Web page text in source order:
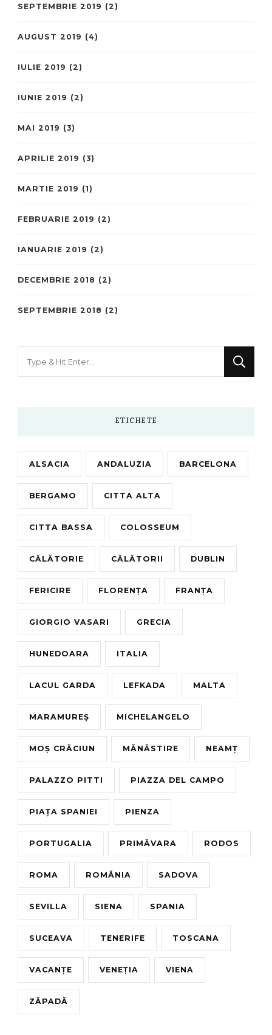
SEPTEMBRIE 2019 (2)
AUGUST 2019 (4)
IULIE 2019 (2)
IUNIE 2019 (2)
MAI 2019 (3)
APRILIE 2019 (3)
MARTIE 2019 (1)
FEBRUARIE 2019 (2)
IANUARIE 2019 (2)
DECEMBRIE 2018 (2)
SEPTEMBRIE 2018 (2)
ETICHETE
ALSACIA ANDALUZIA BARCELONA
BERGAMO CITTA ALTA
CITTA BASSA COLOSSEUM
CĂLĂTORIE CĂLĂTORII DUBLIN
FERICIRE FLORENȚA FRANȚA
GIORGIO VASARI GRECIA
HUNEDOARA ITALIA
LACUL GARDA LEFKADA MALTA
MARAMUREȘ MICHELANGELO
MOȘ CRĂCIUN MĂNĂSTIRE NEAMȚ
PALAZZO PITTI PIAZZA DEL CAMPO
PIAȚA SPANIEI PIENZA
PORTUGALIA PRIMĂVARA RODOS
ROMA ROMÂNIA SADOVA
SEVILLA SIENA SPANIA
SUCEAVA TENERIFE TOSCANA
VACANȚE VENEȚIA VIENA
ZĂPADĂ